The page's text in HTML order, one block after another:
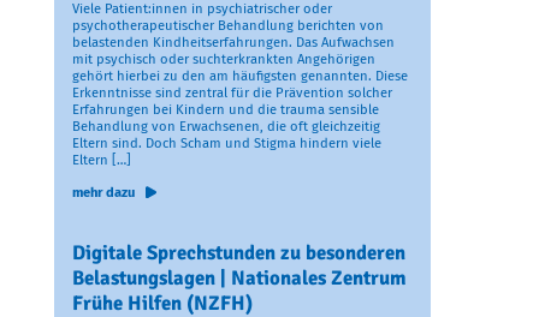
Viele Patient:innen in psychiatrischer oder
psychotherapeutischer Behandlung berichten von
belastenden Kindheitserfahrungen. Das Aufwachsen
mit psychisch oder suchterkrankten Angehörigen
gehört hierbei zu den am häufigsten genannten. Diese
Erkenntnisse sind zentral für die Prävention solcher
Erfahrungen bei Kindern und die trauma sensible
Behandlung von Erwachsenen, die oft gleichzeitig
Eltern sind. Doch Scham und Stigma hindern viele
Eltern […]
mehr dazu
Digitale Sprechstunden zu besonderen
Belastungslagen | Nationales Zentrum
Frühe Hilfen (NZFH)